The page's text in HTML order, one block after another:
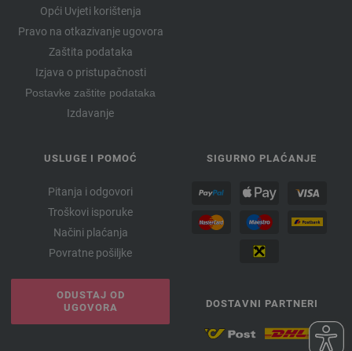
Opći Uvjeti korištenja
Pravo na otkazivanje ugovora
Zaštita podataka
Izjava o pristupačnosti
Postavke zaštite podataka
Izdavanje
USLUGE I POMOĆ
Pitanja i odgovori
Troškovi isporuke
Načini plaćanja
Povratne pošiljke
ODUSTAJ OD
UGOVORA
SIGURNO PLAĆANJE
DOSTAVNI PARTNERI